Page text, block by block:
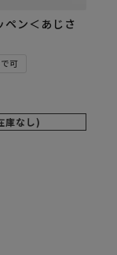
ペン＜あじさ
可
庫なし)